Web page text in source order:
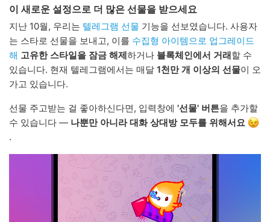
이 새로운 설정으로 더 많은 선물을 받으세요
지난 10월, 우리는 텔레그램 선물 기능을 선보였습니다. 사용자
는 스타로 선물을 보내고, 이를 수집형 아이템으로 업그레이드
해 고유한 스타일을 잠금 해제하거나 블록체인에서 거래할 수
있습니다. 현재 텔레그램에서는 매달 1천만 개 이상의 선물이 오
가고 있습니다.
선물 주고받는 걸 좋아하신다면, 입력창에 '선물' 버튼을 추가할
수 있습니다 — 나뿐만 아니라 대화 상대방 모두를 위해서요
.